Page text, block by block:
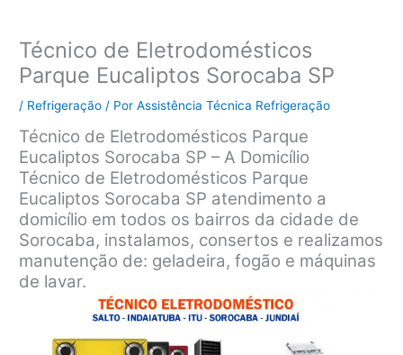
Técnico de Eletrodomésticos
Parque Eucaliptos Sorocaba SP
/ Refrigeração / PorAssistência Técnica Refrigeração
Técnico de Eletrodomésticos Parque
Eucaliptos Sorocaba SP – A Domicílio
Técnico de Eletrodomésticos Parque
Eucaliptos Sorocaba SP atendimento a
domicílio em todos os bairros da cidade de
Sorocaba, instalamos, consertos e realizamos
manutenção de: geladeira, fogão e máquinas
de lavar.